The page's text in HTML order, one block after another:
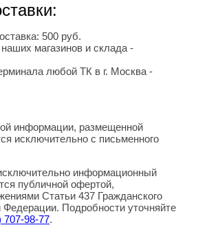
500 руб.
магазинов и склада -
любой ТК в г. Москва -
информации, размещенной
исключительно с письменного
информационный
публичной офертой,
Статьи 437 Гражданского
Федерации. Подробности уточняйте
707-98-77.